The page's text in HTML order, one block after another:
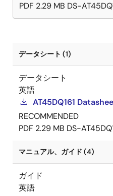
PDF 2.29 MB DS-
データシート (1)
データシート
英語
AT45DQ161
RECOMMENDED
PDF 2.29 MB DS-
マニュアル、ガイド (4)
ガイド
英語